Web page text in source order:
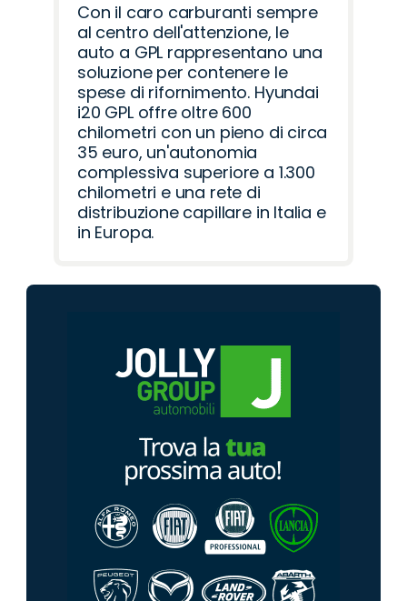
Con il caro carburanti sempre
al centro dell'attenzione, le
auto a GPL rappresentano una
soluzione per contenere le
spese di rifornimento. Hyundai
i20 GPL offre oltre 600
chilometri con un pieno di circa
35 euro, un'autonomia
complessiva superiore a 1.300
chilometri e una rete di
distribuzione capillare in Italia e
in Europa.